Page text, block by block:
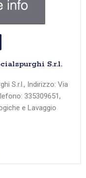
S.r.l.
S.r.l., Indirizzo: Via
335309651,
e Lavaggio